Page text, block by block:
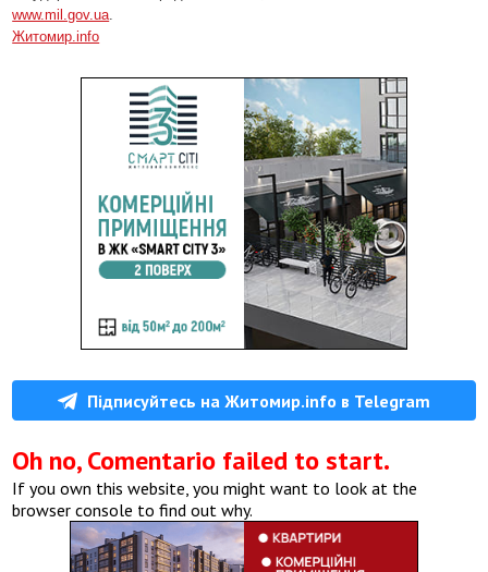
www.mil.gov.ua.
Житомир.info
Підписуйтесь на Житомир.info в Telegram
Oh no, Comentario failed to start.
If you own this website, you might want to look at the
browser console to find out why.